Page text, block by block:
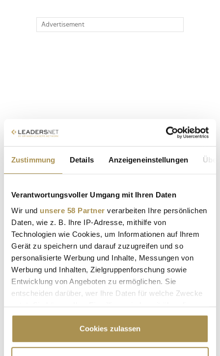
Zustimmung Details Anzeigeneinstellungen
Verantwortungsvoller Umgang mit Ihren Daten
Wir und unsere 58 Partner verarbeiten Ihre persönlichen
Daten, wie z. B. Ihre IP-Adresse, mithilfe von
Technologien wie Cookies, um Informationen auf Ihrem
Gerät zu speichern und darauf zuzugreifen und so
personalisierte Werbung und Inhalte, Messungen von
Werbung und Inhalten, Zielgruppenforschung sowie
Entwicklung von Angeboten zu ermöglichen. Sie
entscheiden darüber, wer Ihre Daten für welche Zwecke
Cookie-Erklärung oder durch Klicken auf das Privacy
Trigger Symbol ändern oder widerrufen
Cookies zulassen
Advertisement